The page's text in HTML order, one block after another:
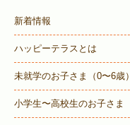
新着情報
ハッピーテラスとは
未就学のお子さま （0〜6歳）
小学生〜高校生のお子さま